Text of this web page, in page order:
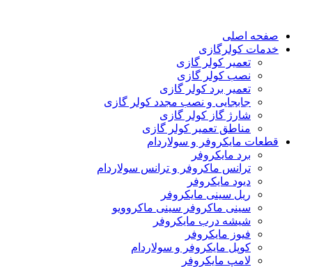
صفحه اصلی
خدمات کولرگازی
تعمیر کولر گازی
نصب کولر گازی
تعمیر برد کولر گازی
جابجایی و نصب مجدد کولر گازی
شارژ گاز کولر گازی
مناطق تعمیر کولر گازی
قطعات مایکروفر و سولاردام
برد مایکروفر
ترانس ماکروفر و ترانس سولاردام
دیود مایکروفر
ریل سینی مایکروفر
سینی ماکروفر سینی ماکروویو
شیشه درب مایکروفر
فیوز مایکروفر
کوپل مایکروفر و سولاردام
لامپ مایکروفر